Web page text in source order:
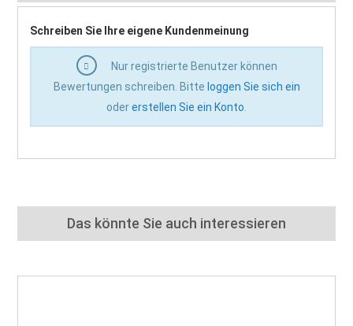
Schreiben Sie Ihre eigene Kundenmeinung
Nur registrierte Benutzer können
Bewertungen schreiben. Bitte loggen Sie sich ein
odererstellen Sie ein Konto
Das könnte Sie auch interessieren